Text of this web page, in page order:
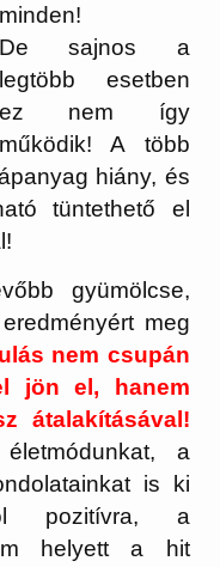
minden!
De sajnos a
legtöbb esetben
ez nem így
működik! A több
hiány, és
tüntethető el
gyümölcse,
meg
nem csupán
jön el, hanem
átalakításával!
a
is ki
pozitívra, a
helyett a hit